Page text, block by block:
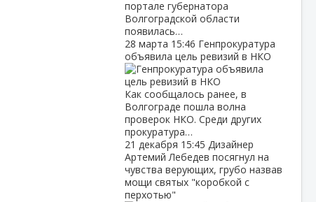
портале губернатора
Волгоградской области
появилась…
28 марта 15:46 Генпрокуратура
объявила цель ревизий в НКО
Как сообщалось ранее, в
Волгограде пошла волна
проверок НКО. Среди других
прокуратура…
21 декабря 15:45 Дизайнер
Артемий Лебедев посягнул на
чувства верующих, грубо назвав
мощи святых "коробкой с
перхотью"